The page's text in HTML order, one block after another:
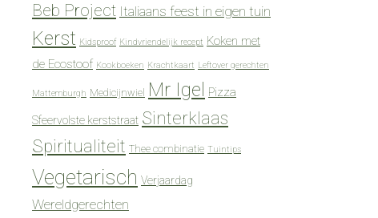
Beb Project Italiaans feest in eigen tuin
Kerst Kidsproof Kindvriendelijk recept Koken met
de Ecostoof Kookboeken Krachtkaart Leftover gerechten
Mattemburgh Medicijnwiel Mr Igel Pizza
Sfeervolste kerststraat Sinterklaas
Spiritualiteit Thee combinatie Tuintips
Vegetarisch Verjaardag
Wereldgerechten